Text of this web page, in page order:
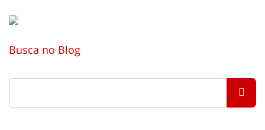
Busca no Blog